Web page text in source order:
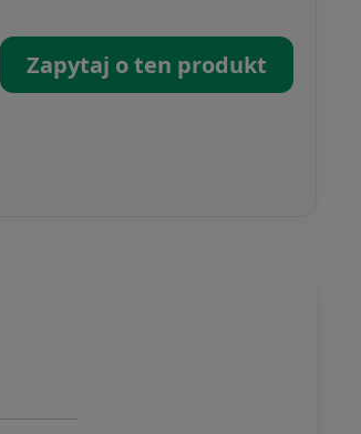
Zapytaj o ten produkt